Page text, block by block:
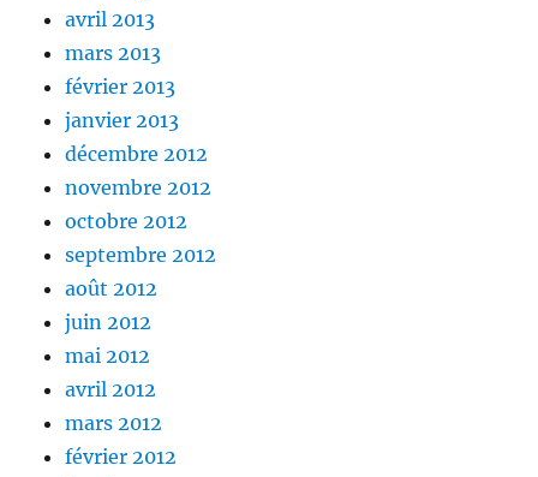
avril 2013
mars 2013
février 2013
janvier 2013
décembre 2012
novembre 2012
octobre 2012
septembre 2012
août 2012
juin 2012
mai 2012
avril 2012
mars 2012
février 2012